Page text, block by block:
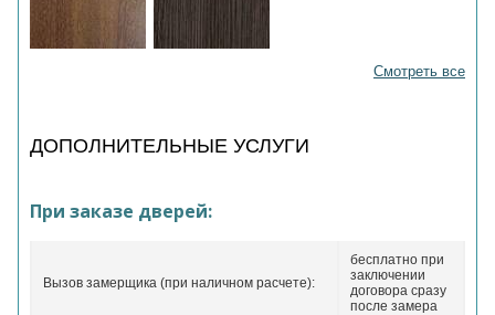
Смотреть все
ДОПОЛНИТЕЛЬНЫЕ УСЛУГИ
При заказе дверей:
Вызов замерщика (при наличном расчете):
бесплатно при
заключении
договора сразу
после замера